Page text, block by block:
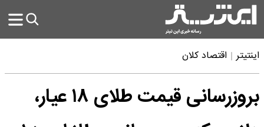
اینتیتر اقتصاد کلان
بروزرسانی قیمت طلای ۱۸ عیار،